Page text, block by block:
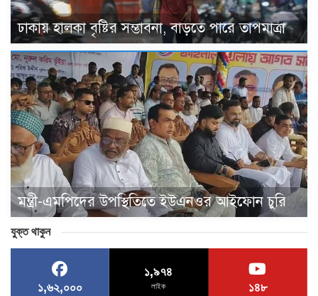
ঢাকায় হালকা বৃষ্টির সম্ভাবনা, বাড়তে পারে তাপমাত্রা
মন্ত্রী-এমপিদের উপস্থিতিতে ইউএনওর আইফোন চুরি
যুক্ত থাকুন
১,৬২,০০০
১,৯৭৪
লাইক ১৪৮